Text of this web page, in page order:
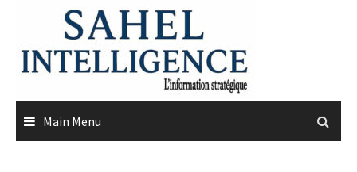
content
Main Menu